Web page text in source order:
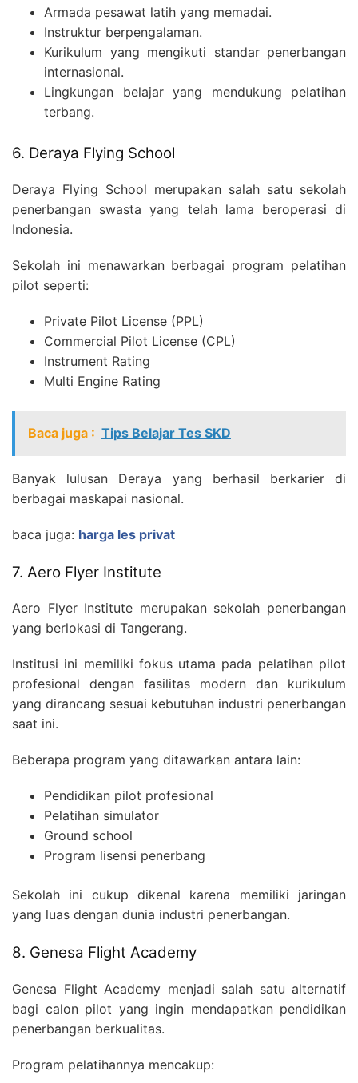
Armada pesawat latih yang memadai.
Instruktur berpengalaman.
Kurikulum yang mengikuti standar penerbangan
internasional.
Lingkungan belajar yang mendukung pelatihan
terbang.
6. Deraya Flying School
Deraya Flying School merupakan salah satu sekolah
penerbangan swasta yang telah lama beroperasi di
Indonesia.
Sekolah ini menawarkan berbagai program pelatihan
pilot seperti:
Private Pilot License (PPL)
Commercial Pilot License (CPL)
Instrument Rating
Multi Engine Rating
Baca juga : Tips Belajar Tes SKD
Banyak lulusan Deraya yang berhasil berkarier di
berbagai maskapai nasional.
baca juga: harga les privat
7. Aero Flyer Institute
Aero Flyer Institute merupakan sekolah penerbangan
yang berlokasi di Tangerang.
Institusi ini memiliki fokus utama pada pelatihan pilot
profesional dengan fasilitas modern dan kurikulum
yang dirancang sesuai kebutuhan industri penerbangan
saat ini.
Beberapa program yang ditawarkan antara lain:
Pendidikan pilot profesional
Pelatihan simulator
Ground school
Program lisensi penerbang
Sekolah ini cukup dikenal karena memiliki jaringan
yang luas dengan dunia industri penerbangan.
8. Genesa Flight Academy
Genesa Flight Academy menjadi salah satu alternatif
bagi calon pilot yang ingin mendapatkan pendidikan
penerbangan berkualitas.
Program pelatihannya mencakup: